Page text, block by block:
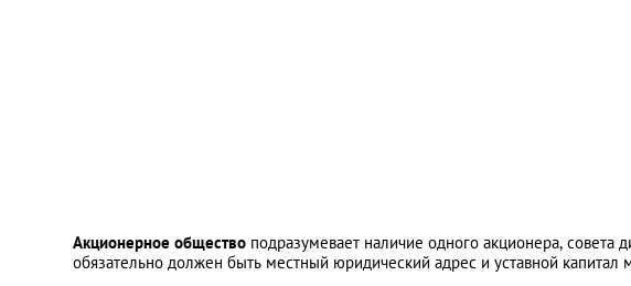
Акционерное общество подразумевает наличие одного акционера, совета
обязательно должен быть местный юридический адрес и уставной